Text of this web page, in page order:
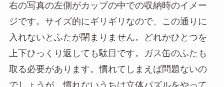
右の写真の左側がカップの中での収納時のイメー
ジです。サイズ的にギリギリなので、この通りに
入れないとふたが閉まりません。どれかひとつを
上下ひっくり返しても駄目です。ガス缶のふたも
取る必要があります。慣れてしまえば問題ないの